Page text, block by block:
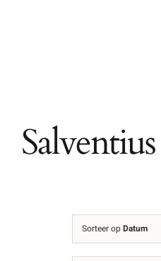
Salventius
Sorteer opDatum